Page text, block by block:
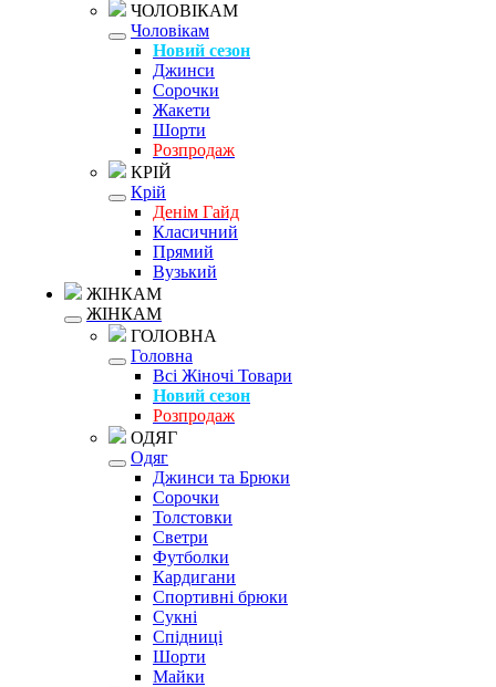
ЧОЛОВІКАМ
Чоловікам
Новий сезон
Джинси
Сорочки
Жакети
Шорти
Розпродаж
КРІЙ
Крій
Денім Гайд
Класичний
Прямий
Вузький
ЖІНКАМ
ЖІНКАМ
ГОЛОВНА
Головна
Всі Жіночі Товари
Новий сезон
Розпродаж
ОДЯГ
Одяг
Джинси та Брюки
Сорочки
Толстовки
Светри
Футболки
Кардигани
Спортивні брюки
Сукні
Спідниці
Шорти
Майки